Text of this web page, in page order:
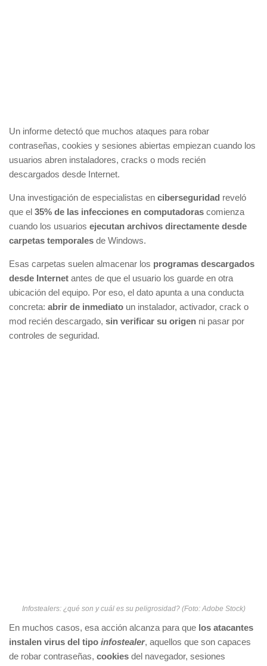
Un informe detectó que muchos ataques para robar
contraseñas, cookies y sesiones abiertas empiezan cuando los
usuarios abren instaladores, cracks o mods recién
descargados desde Internet.
Una investigación de especialistas en ciberseguridad reveló
que el 35% de las infecciones en computadoras comienza
cuando los usuarios ejecutan archivos directamente desde
carpetas temporales de Windows.
Esas carpetas suelen almacenar los programas descargados
desde Internet antes de que el usuario los guarde en otra
ubicación del equipo. Por eso, el dato apunta a una conducta
concreta: abrir de inmediato un instalador, activador, crack o
mod recién descargado, sin verificar su origen ni pasar por
controles de seguridad.
Infostealers: ¿qué son y cuál es su peligrosidad? (Foto: Adobe Stock)
En muchos casos, esa acción alcanza para que los atacantes
instalen virus del tipo infostealer, aquellos que son capaces
de robar contraseñas, cookies del navegador, sesiones